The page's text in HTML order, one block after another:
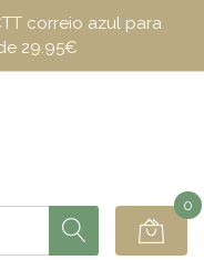
correio azul para
29.95€
0